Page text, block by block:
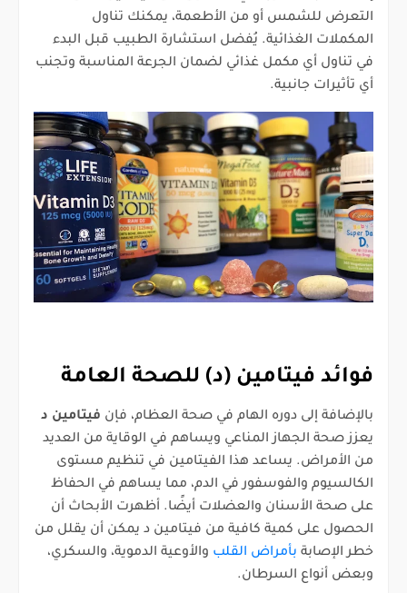
التعرض للشمس أو من الأطعمة، يمكنك تناول
المكملات الغذائية. يُفضل استشارة الطبيب قبل البدء
في تناول أي مكمل غذائي لضمان الجرعة المناسبة وتجنب
أي تأثيرات جانبية.
فوائد فيتامين (د) للصحة العامة
بالإضافة إلى دوره الهام في صحة العظام، فإن فيتامين د
يعزز صحة الجهاز المناعي ويساهم في الوقاية من العديد
من الأمراض. يساعد هذا الفيتامين في تنظيم مستوى
الكالسيوم والفوسفور في الدم، مما يساهم في الحفاظ
على صحة الأسنان والعضلات أيضًا. أظهرت الأبحاث أن
الحصول على كمية كافية من فيتامين د يمكن أن يقلل من
خطر الإصابة بأمراض القلب والأوعية الدموية، والسكري،
وبعض أنواع السرطان.